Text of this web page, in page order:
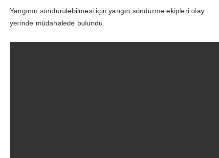
Yangının söndürülebilmesi için yangın söndürme ekipleri olay
yerinde müdahalede bulundu.